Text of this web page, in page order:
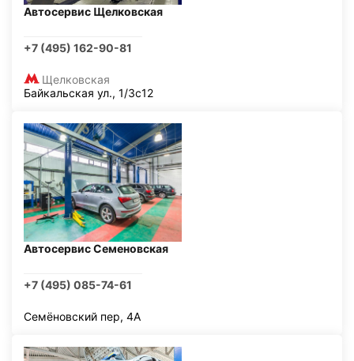
Автосервис Щелковская
+7 (495) 162-90-81
Щелковская
Байкальская ул., 1/3с12
Автосервис Семеновская
+7 (495) 085-74-61
Семёновский пер, 4А